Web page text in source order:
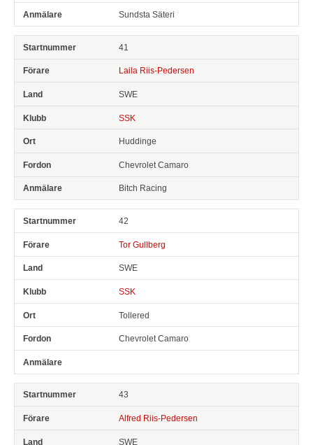
Sundsta Säteri
41
Laila Riis-Pedersen
SWE
SSK
Huddinge
Chevrolet Camaro
Bitch Racing
42
Tor Gullberg
SWE
SSK
Tollered
Chevrolet Camaro
43
Alfred Riis-Pedersen
SWE